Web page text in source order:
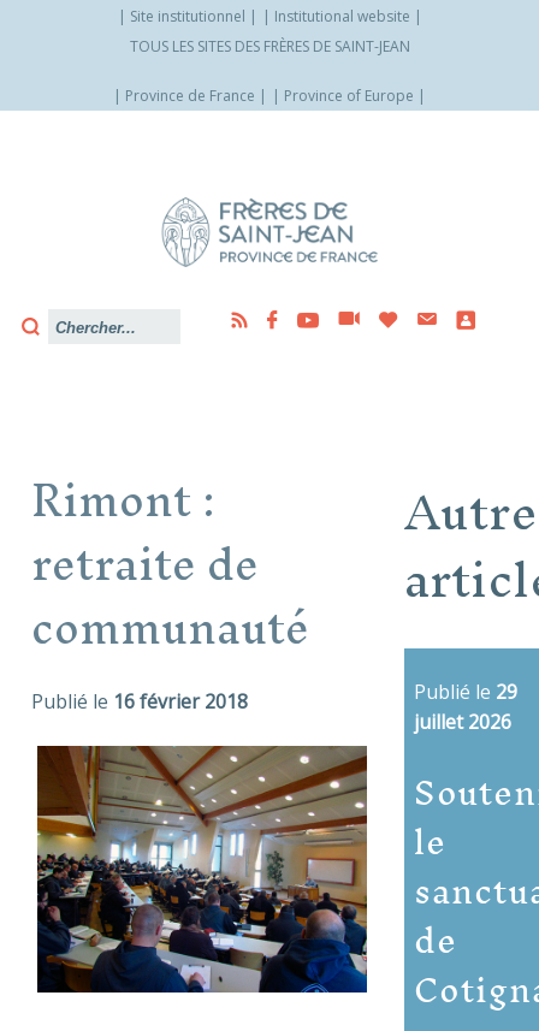
Site institutionnel
Institutional website
TOUS LES SITES DES FRÈRES DE SAINT-JEAN
Province de France
Province of Europe
Rimont :
retraite de
communauté
Publié le 16 février 2018 Publié le 29
juillet 2026
le
de